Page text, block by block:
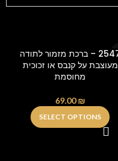
2547 – ברכת מזמור לתודה
מעוצבת על קנבס או זכוכית
מחוסמת
69.00₪
SELECT OPTIONS